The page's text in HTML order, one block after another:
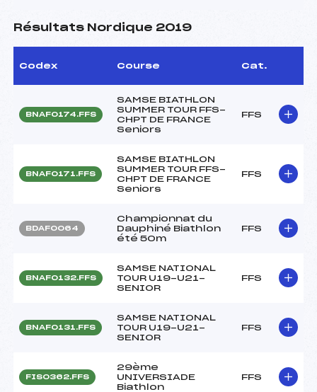
Résultats Nordique 2019
Codex Course Cat.
BNAF0174.FFS
SAMSE BIATHLON
SUMMER TOUR FFS-
CHPT DE FRANCE
Seniors
FFS
BNAF0171.FFS
SAMSE BIATHLON
SUMMER TOUR FFS-
CHPT DE FRANCE
Seniors
FFS
BDAF0064
Championnat du
Dauphiné Biathlon
été 50m
FFS
BNAF0132.FFS
SAMSE NATIONAL
TOUR U19-U21-
SENIOR
FFS
BNAF0131.FFS
SAMSE NATIONAL
TOUR U19-U21-
SENIOR
FFS
FIS0362.FFS
29ème
UNIVERSIADE
Biathlon
FFS